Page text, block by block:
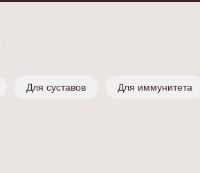
Для суставов Для иммунитета